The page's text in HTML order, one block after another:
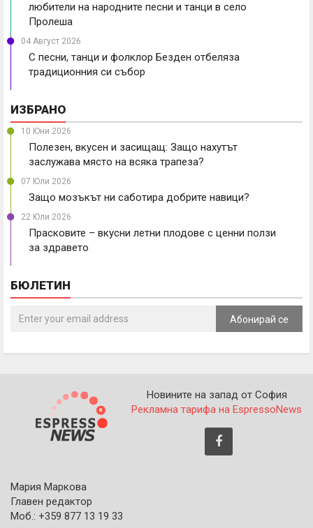
любители на народните песни и танци в село
Пролеша
04 Август 2026
С песни, танци и фолклор Безден отбеляза
традиционния си събор
ИЗБРАНО
10 Юни 2026
Полезен, вкусен и засищащ: Защо нахутът
заслужава място на всяка трапеза?
07 Юли 2026
Защо мозъкът ни саботира добрите навици?
22 Юли 2026
Прасковите – вкусни летни плодове с ценни ползи
за здравето
БЮЛЕТИН
Абонирай се
Новините на запад от София
Рекламна тарифа на EspressoNews
Мария Маркова
Главен редактор
Моб.: +359 877 13 19 33